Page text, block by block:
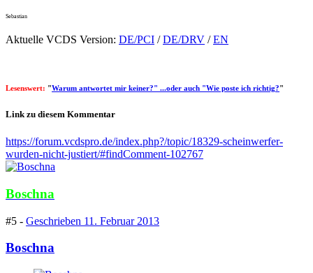
Sebastian
Aktuelle VCDS Version: DE/PCI /DE/DRV /EN
Lesenswert: "Warum antwortet mir keiner?" ...oder auch "Wie poste ich richtig?"
Link zu diesem Kommentar
https://forum.vcdspro.de/index.php?/topic/18329-scheinwerfer-
wurden-nicht-justiert/#findComment-102767
Boschna
#5 - Geschrieben 11. Februar 2013
Boschna